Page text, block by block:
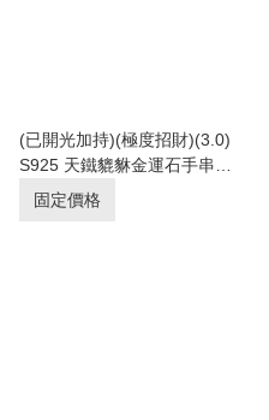
(已開光加持)(極度招財)(3.0)
S925 天鐵貔貅金運石手串
8.5+mm (No.PUT473)
固定價格